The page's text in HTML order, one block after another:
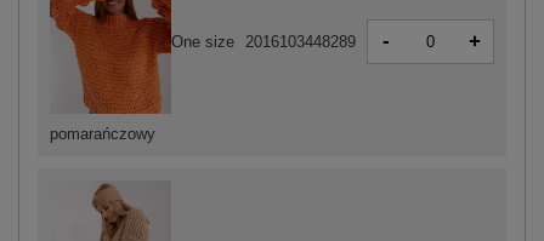
pomarańczowy
One size 2016103448289 - +